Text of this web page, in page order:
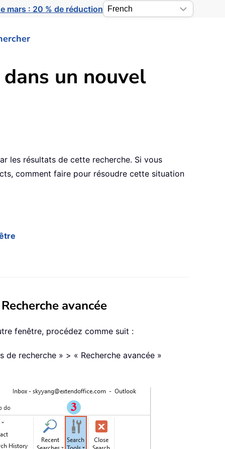
mars : 20 % de réduction
un nouvel
les résultats de cette recherche. Si vous
comment faire pour résoudre cette situation
avancée
fenêtre, procédez comme suit :
de recherche » > « Recherche avancée »